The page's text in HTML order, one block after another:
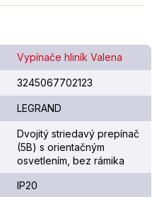
Vypínače hliník Valena
3245067702123
LEGRAND
Dvojitý striedavý prepínač
(5B) s orientačným
osvetlením, bez rámika
IP20